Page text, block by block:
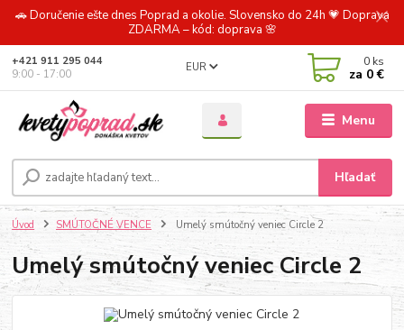
🚗 Doručenie ešte dnes Poprad a okolie. Slovensko do 24h 💗 Doprava
ZDARMA – kód: doprava 🌸
Menu
EUR
Hľadať
+421 911 295 044
9:00 - 17:00
0 ks
za 0 €
Úvod SMÚTOČNÉ VENCE Umelý smútočný veniec Circle 2
Umelý smútočný veniec Circle 2